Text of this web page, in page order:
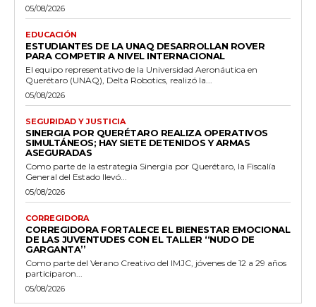
05/08/2026
EDUCACIÓN
ESTUDIANTES DE LA UNAQ DESARROLLAN ROVER
PARA COMPETIR A NIVEL INTERNACIONAL
El equipo representativo de la Universidad Aeronáutica en
Querétaro (UNAQ), Delta Robotics, realizó la...
05/08/2026
SEGURIDAD Y JUSTICIA
SINERGIA POR QUERÉTARO REALIZA OPERATIVOS
SIMULTÁNEOS; HAY SIETE DETENIDOS Y ARMAS
ASEGURADAS
Como parte de la estrategia Sinergia por Querétaro, la Fiscalía
General del Estado llevó...
05/08/2026
CORREGIDORA
CORREGIDORA FORTALECE EL BIENESTAR EMOCIONAL
DE LAS JUVENTUDES CON EL TALLER ‘‘NUDO DE
GARGANTA’’
Como parte del Verano Creativo del IMJC, jóvenes de 12 a 29 años
participaron...
05/08/2026